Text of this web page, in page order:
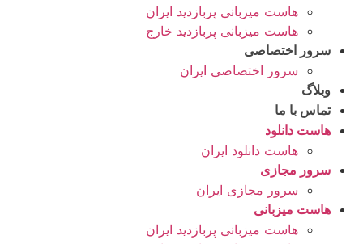
هاست میزبانی پربازدید ایران
هاست میزبانی پربازدید خارج
سرور اختصاصی
سرور اختصاصی ایران
وبلاگ
تماس با ما
هاست دانلود
هاست دانلود ایران
سرور مجازی
سرور مجازی ایران
هاست میزبانی
هاست میزبانی پربازدید ایران